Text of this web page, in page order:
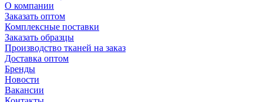
О компании
Заказать оптом
Комплексные поставки
Заказать образцы
Производство тканей на заказ
Доставка оптом
Бренды
Новости
Вакансии